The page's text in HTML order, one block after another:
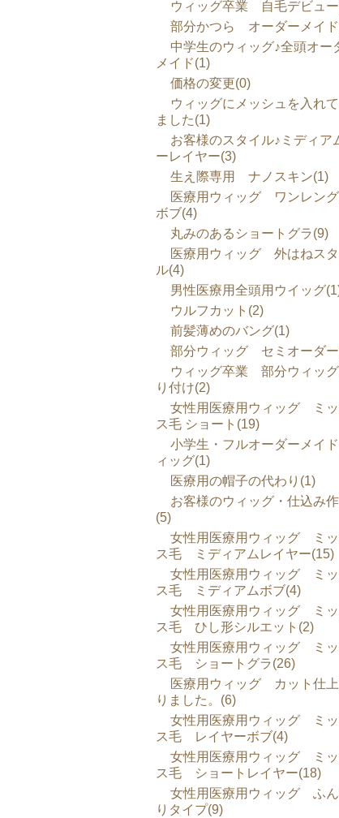
ウィッグ卒業 自毛デビュ
部分かつら オーダーメイ
中学生のウィッグ♪全頭オー
メイド(1)
価格の変更(0)
ウィッグにメッシュを入れ
ました(1)
お客様のスタイル♪ミディア
ーレイヤー(3)
生え際専用 ナノスキン(1)
医療用ウィッグ ワンレン
ボブ(4)
丸みのあるショートグラ(9)
医療用ウィッグ 外はねスタ
ル(4)
男性医療用全頭用ウイッグ
ウルフカット(2)
前髪薄めのバング(1)
部分ウィッグ セミオーダ
ウィッグ卒業 部分ウィッ
り付け(2)
女性用医療用ウィッグ ミッ
ス毛 ショート(19)
小学生・フルオーダーメイ
ィッグ(1)
医療用の帽子の代わり(1)
お客様のウィッグ・仕込み
(5)
女性用医療用ウィッグ ミッ
ス毛 ミディアムレイヤー(15)
女性用医療用ウィッグ ミッ
ス毛 ミディアムボブ(4)
女性用医療用ウィッグ ミッ
ス毛 ひし形シルエット(2)
女性用医療用ウィッグ ミッ
ス毛 ショートグラ(26)
医療用ウィッグ カット仕
りました。(6)
女性用医療用ウィッグ ミッ
ス毛 レイヤーボブ(4)
女性用医療用ウィッグ ミッ
ス毛 ショートレイヤー(18)
女性用医療用ウィッグ ふ
りタイプ(9)